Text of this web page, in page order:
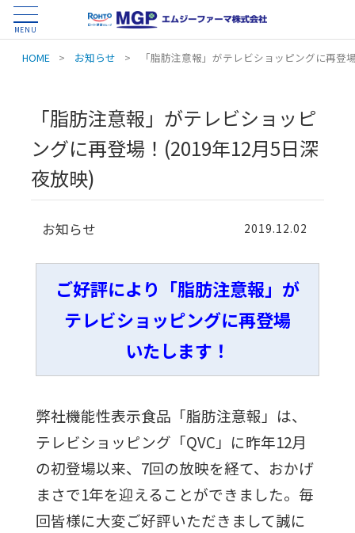
MENU
HOME > お知らせ > 「脂肪注意報」がテレビショッピングに再登
「脂肪注意報」がテレビショッピ
ングに再登場！(2019年12月5日深
夜放映)
2019.12.02
お知らせ
ご好評により「脂肪注意報」が
テレビショッピングに再登場
いたします！
弊社機能性表示食品「脂肪注意報」は、
テレビショッピング「QVC」に昨年12月
の初登場以来、7回の放映を経て、おかげ
まさで1年を迎えることができました。毎
回皆様に大変ご好評いただきまして誠に